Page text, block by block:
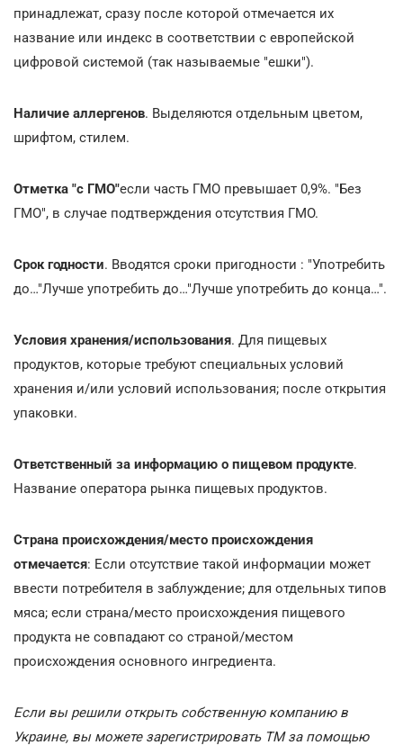
принадлежат, сразу после которой отмечается их
название или индекс в соответствии с европейской
цифровой системой (так называемые "ешки").
Наличие аллергенов. Выделяются отдельным цветом,
шрифтом, стилем.
Отметка "с ГМО"если часть ГМО превышает 0,9%. "Без
ГМО", в случае подтверждения отсутствия ГМО.
Срок годности. Вводятся сроки пригодности : "Употребить
до…"Лучше употребить до…"Лучше употребить до конца…".
Условия хранения/использования. Для пищевых
продуктов, которые требуют специальных условий
хранения и/или условий использования; после открытия
упаковки.
Ответственный за информацию о пищевом продукте.
Название оператора рынка пищевых продуктов.
Страна происхождения/место происхождения
отмечается: Если отсутствие такой информации может
ввести потребителя в заблуждение; для отдельных типов
мяса; если страна/место происхождения пищевого
продукта не совпадают со страной/местом
происхождения основного ингредиента.
Если вы решили открыть собственную компанию в
Украине, вы можете зарегистрировать ТМ за помощью